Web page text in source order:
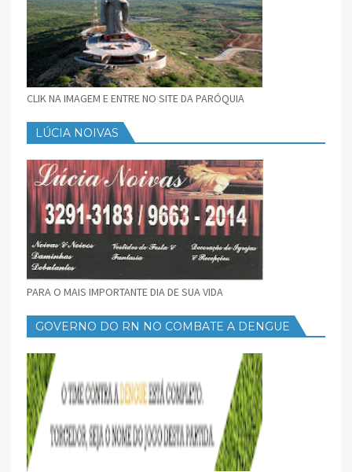
CLIK NA IMAGEM E ENTRE NO SITE DA PARÓQUIA
LÚCIA NOIVAS
PARA O MAIS IMPORTANTE DIA DE SUA VIDA
GOVERNO DO RN NO COMBATE A DENGUE